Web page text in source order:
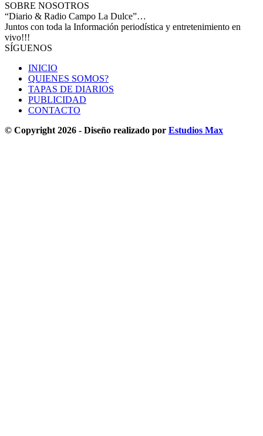
SOBRE NOSOTROS
“Diario & Radio Campo La Dulce”…
Juntos con toda la Información periodística y entretenimiento en
vivo!!!
SÍGUENOS
INICIO
QUIENES SOMOS?
TAPAS DE DIARIOS
PUBLICIDAD
CONTACTO
© Copyright 2026 - Diseño realizado por Estudios Max